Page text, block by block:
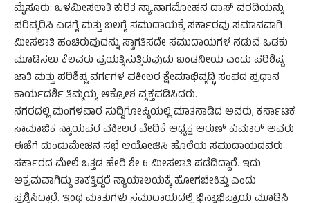
ಮೈಸೂರು: ಒಳಮೀಸಲಾತಿ ಕುರಿತ ನ್ಯಾ.ನಾಗಮೋಹನ ದಾಸ್ ವರದಿಯನ್ನು
ಪರಿಷ್ಕರಿಸಿ ಎಡಗೈ ಮತ್ತು ಬಲಗೈ ಸಮುದಾಯಕ್ಕೆ ಸರ್ಕಾರವು ಸಮಾನವಾಗಿ
ಮೀಸಲಾತಿ ಹಂಚಿರುವುದನ್ನು ಸ್ವಾಗತಿಸದೇ ಸಮುದಾಯಗಳ ನಡುವೆ ಒಡಕು
ಮೂಡಿಸಲು ಕೆಲವರು ಪ್ರಯತ್ನಿಸುತ್ತಿರುವುದು ಖಂಡನೀಯ ಎಂದು ಪರಿಶಿಷ್ಟ
ಜಾತಿ ಮತ್ತು ಪರಿಶಿಷ್ಟ ವರ್ಗಗಳ ವಕೀಲರ ಕ್ಷೇಮಾಭಿವೃದ್ಧಿ ಸಂಘದ ಪ್ರಧಾನ
ಕಾರ್ಯದರ್ಶಿ ತಿಮ್ಮಯ್ಯ ಆಕ್ರೋಶ ವ್ಯಕ್ತಪಡಿಸಿದರು.
ನಗರದಲ್ಲಿ ಮಂಗಳವಾರ ಸುದ್ದಿಗೋಷ್ಠಿಯಲ್ಲಿ ಮಾತನಾಡಿದ ಅವರು, ಕರ್ನಾಟಕ
ಸಾಮಾಜಿಕ ನ್ಯಾಯಪರ ವಕೀಲರ ವೇದಿಕೆ ಅಧ್ಯಕ್ಷ ಅರುಣ್ ಕುಮಾರ್ ಅವರು
ಈಚೆಗೆ ದುಂಡುಮೇಜಿನ ಸಭೆ ಆಯೋಜಿಸಿ ಹೊಲೆಯ ಸಮುದಾಯದವರು
ಸರ್ಕಾರದ ಮೇಲೆ ಒತ್ತಡ ಹೇರಿ ಶೇ 6 ಮೀಸಲಾತಿ ಪಡೆದಿದ್ದಾರೆ. ಇದು
ಅಕ್ರಮವಾಗಿದ್ದು ತಾಕತ್ತಿದ್ದರೆ ನ್ಯಾಯಾಲಯಕ್ಕೆ ಹೋಗಬೇಕಿತ್ತು ಎಂದು
ಪ್ರಶ್ನಿಸಿದ್ದಾರೆ. ಇಂಥ ಮಾತುಗಳು ಸಮುದಾಯದಲ್ಲಿ ಭಿನ್ನಾಭಿಪ್ರಾಯ ಮೂಡಿಸಿ